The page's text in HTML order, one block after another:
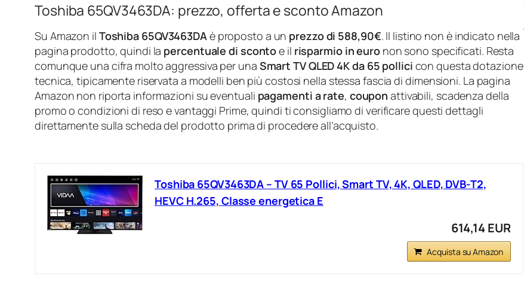
Toshiba 65QV3463DA: prezzo, offerta e sconto Amazon
Su Amazon il Toshiba 65QV3463DAè proposto a un prezzo di 588,90€. Il listino non è indicato nella
pagina prodotto, quindi la percentuale di scontoe il risparmio in euronon sono specificati. Resta
comunque una cifra molto aggressiva per una Smart TV QLED 4K da 65 pollici con questa dotazione
tecnica, tipicamente riservata a modelli ben più costosi nella stessa fascia di dimensioni. La pagina
Amazon non riporta informazioni su eventuali pagamenti a rate, coupon attivabili, scadenza della
promo o condizioni di reso e vantaggi Prime, quindi ti consigliamo di verificare questi dettagli
direttamente sulla scheda del prodotto prima di procedere all’acquisto.
Toshiba 65QV3463DA – TV 65 Pollici, Smart TV, 4K, QLED, DVB-T2,
HEVC H.265, Classe energetica E
614,14 EUR
Acquista su Amazon